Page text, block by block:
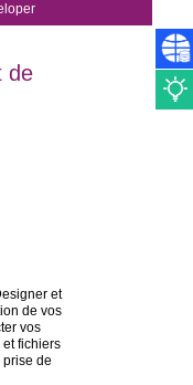
de
et
de vos
vos
fichiers
prise de